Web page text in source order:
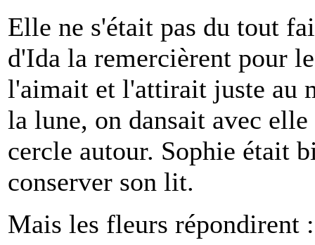
Elle ne s'était pas du tout
d'Ida la remercièrent pour
l'aimait et l'attirait juste au
la lune, on dansait avec
cercle autour. Sophie était
conserver son lit.
Mais les fleurs répondirent :